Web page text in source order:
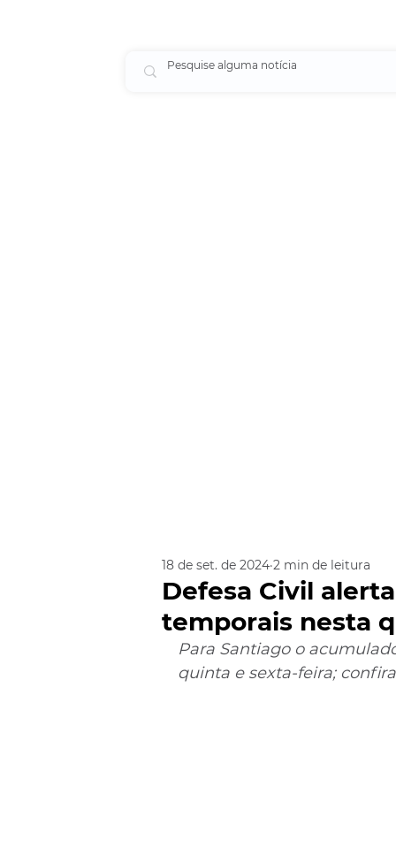
Defesa Civil
temporais nesta
18 de set. de 2024 2 min de leitura
Para Santiago o
quinta e sexta-feira;